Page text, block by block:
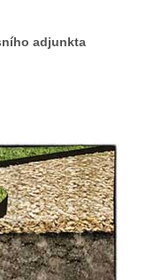
adjunkta